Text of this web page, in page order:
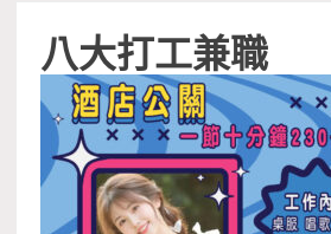
八大打工兼職